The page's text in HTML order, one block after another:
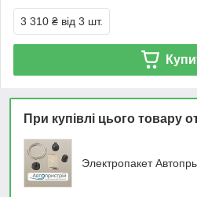
3 310 ₴ від 3 шт.
При купівлі цього товару
Электропакет